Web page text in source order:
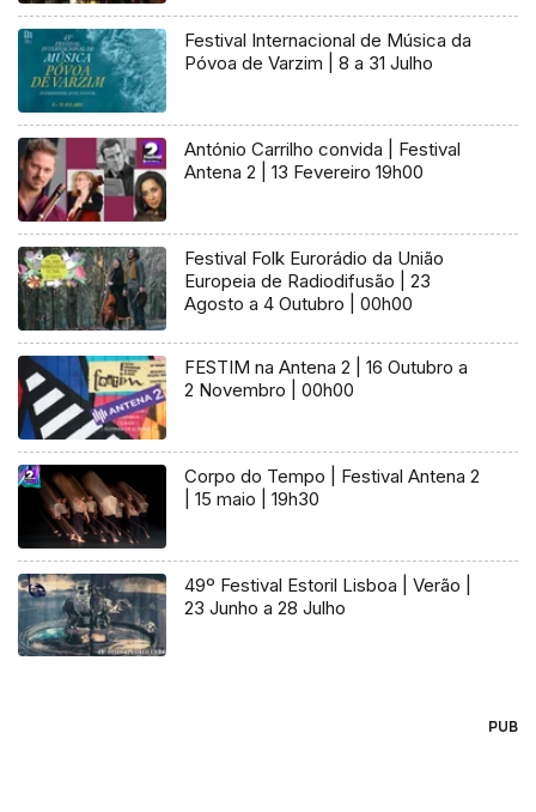
Festival Internacional de Música da
Póvoa de Varzim | 8 a 31 Julho
António Carrilho convida | Festival
Antena 2 | 13 Fevereiro 19h00
Festival Folk Eurorádio da União
Europeia de Radiodifusão | 23
Agosto a 4 Outubro | 00h00
FESTIM na Antena 2 | 16 Outubro a
2 Novembro | 00h00
Corpo do Tempo | Festival Antena 2
| 15 maio | 19h30
49º Festival Estoril Lisboa | Verão |
23 Junho a 28 Julho
PUB